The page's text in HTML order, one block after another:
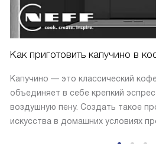
Как приготовить капучино в
Капучино — это классический
объединяет в себе крепкий
воздушную пену. Создать такое
искусства в домашних условиях